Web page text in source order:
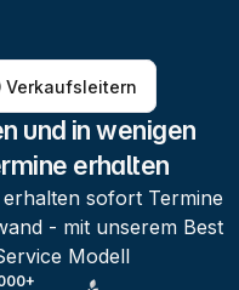
Verkaufsleitern
und in wenigen
erhalten
sofort Termine
- mit unserem Best
Modell